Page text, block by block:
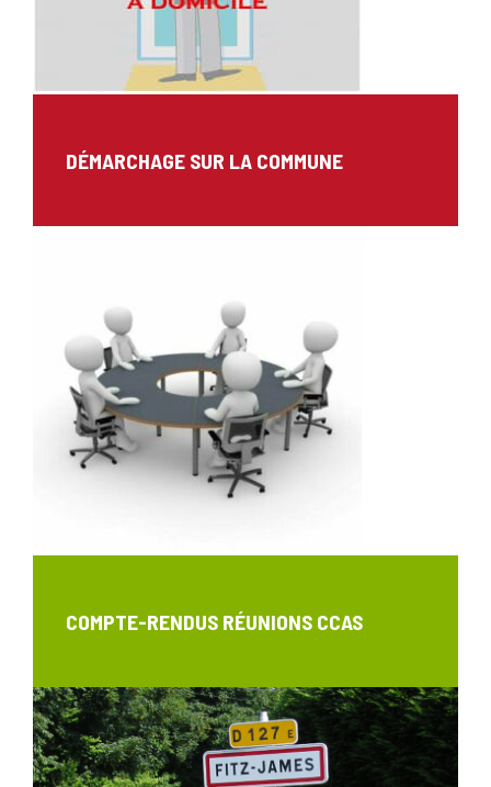
DÉMARCHAGE SUR LA COMMUNE
COMPTE-RENDUS RÉUNIONS CCAS